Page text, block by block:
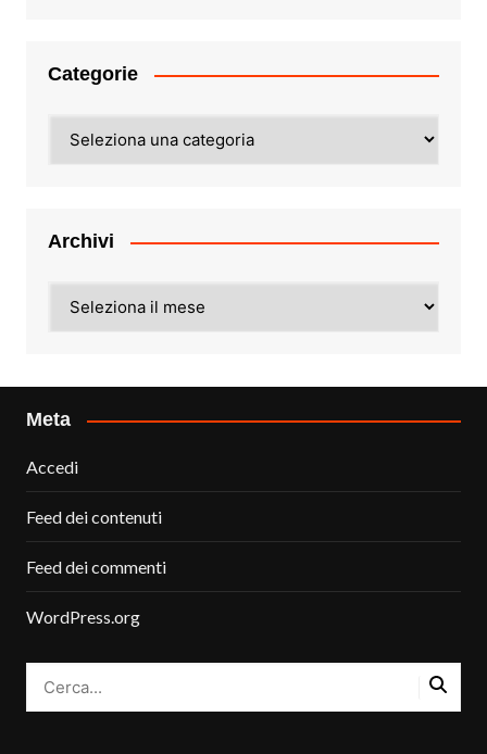
Categorie
Archivi
Meta
Accedi
Feed dei contenuti
Feed dei commenti
WordPress.org